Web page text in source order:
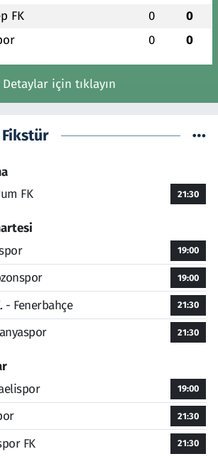
FK 0 0
0 0
Detaylar için tıklayın
FK
21:30
19:00
19:00
- Fenerbahçe 21:30
21:30
19:00
21:30
FK 21:30